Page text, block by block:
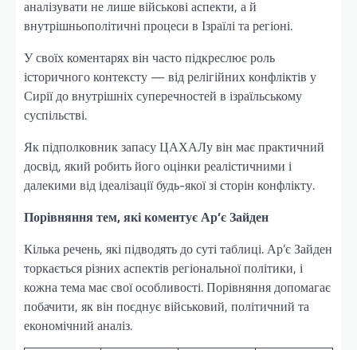
аналізувати не лише військові аспекти, а й
внутрішньополітичні процеси в Ізраїлі та регіоні.
У своїх коментарях він часто підкреслює роль
історичного контексту — від релігійних конфліктів у
Сирії до внутрішніх суперечностей в ізраїльському
суспільстві.
Як підполковник запасу ЦАХАЛу він має практичний
досвід, який робить його оцінки реалістичними і
далекими від ідеалізації будь-якої зі сторін конфлікту.
Порівняння тем, які коментує Ар’є Зайден
Кілька речень, які підводять до суті таблиці. Ар’є Зайден
торкається різних аспектів регіональної політики, і
кожна тема має свої особливості. Порівняння допомагає
побачити, як він поєднує військовий, політичний та
економічний аналіз.